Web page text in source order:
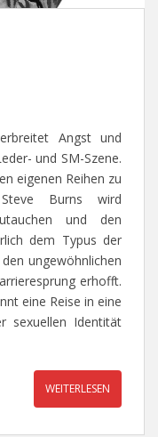
Angst und
und SM-Szene.
eigenen Reihen zu
Burns wird
und den
dem Typus der
ungewöhnlichen
erhofft.
eine Reise in eine
sexuellen Identität
WEITERLESEN